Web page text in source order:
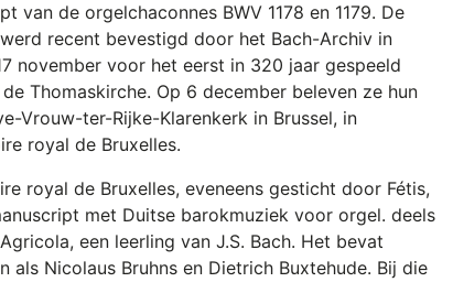
van de orgelchaconnes BWV 1178 en 1179. De
recent bevestigd door het Bach-Archiv in
november voor het eerst in 320 jaar gespeeld
Thomaskirche. Op 6 december beleven ze hun
Vrouw-ter-Rijke-Klarenkerk in Brussel, in
royal de Bruxelles.
royal de Bruxelles, eveneens gesticht door Fétis,
met Duitse barokmuziek voor orgel. deels
een leerling van J.S. Bach. Het bevat
Nicolaus Bruhns en Dietrich Buxtehude. Bij die